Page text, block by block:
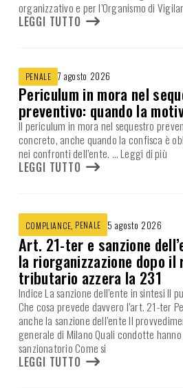
organizzativo e per l’Organismo di
LEGGI TUTTO
PENALE 7 agosto 2026
Periculum in mora nel
preventivo: quando la
Il periculum in mora nel sequestro
concreto, anche quando la confisca è
nei confronti dell’ente. … Leggi di più
LEGGI TUTTO
COMPLIANCE, PENALE 5 agosto 2026
Art. 21-ter e sanzione
la riorganizzazione dopo il
tributario azzera la 231
Indice La sanzione dell’ente in sintesi Il
Che cosa prevede davvero l’art. 21-ter
anche la sanzione dell’ente Il
generale di Milano Quali condotte
sanzionatorio Come si
LEGGI TUTTO